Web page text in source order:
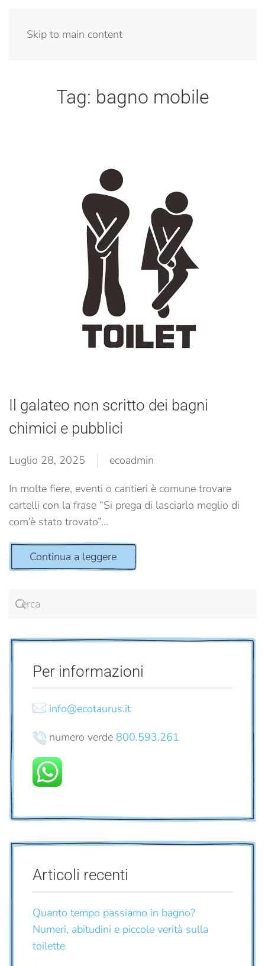
Skip to main content
Tag: bagno mobile
Il galateo non scritto dei bagni
chimici e pubblici
Luglio 28, 2025
ecoadmin
In molte fiere, eventi o cantieri è comune trovare
cartelli con la frase “Si prega di lasciarlo meglio di
com’è stato trovato”...
Continua a leggere
Per informazioni
info@ecotaurus.it
numero verde 800.593.261
Articoli recenti
Quanto tempo passiamo in bagno?
Numeri, abitudini e piccole verità sulla
toilette